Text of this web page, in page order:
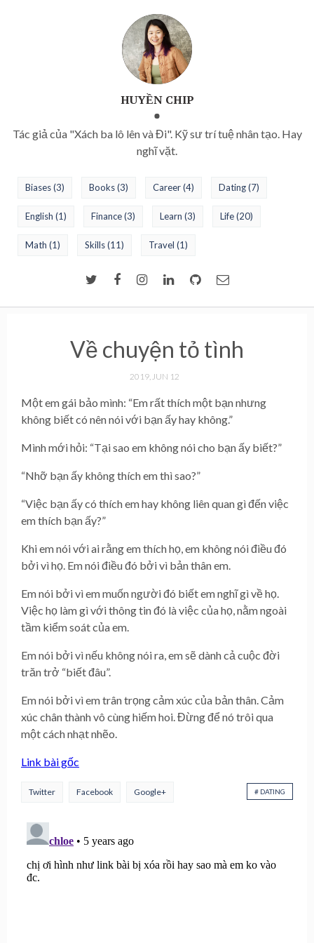
HUYỀN CHIP
Tác giả của "Xách ba lô lên và Đi". Kỹ sư trí tuệ nhân tạo. Hay
nghĩ vặt.
Biases(3) Books(3) Career(4) Dating(7)
English (1) Finance(3) Learn (3) Life(20)
Math (1) Skills(11) Travel (1)
Về chuyện tỏ tình
2019, JUN 12
Một em gái bảo mình: “Em rất thích một bạn nhưng
không biết có nên nói với bạn ấy hay không.”
Mình mới hỏi: “Tại sao em không nói cho bạn ấy biết?”
“Nhỡ bạn ấy không thích em thì sao?”
“Việc bạn ấy có thích em hay không liên quan gì đến việc
em thích bạn ấy?”
Khi em nói với ai rằng em thích họ, em không nói điều đó
bởi vì họ. Em nói điều đó bởi vì bản thân em.
Em nói bởi vì em muốn người đó biết em nghĩ gì về họ.
Việc họ làm gì với thông tin đó là việc của họ, nằm ngoài
tầm kiểm soát của em.
Em nói bởi vì nếu không nói ra, em sẽ dành cả cuộc đời
trăn trở “biết đâu”.
Em nói bởi vì em trân trọng cảm xúc của bản thân. Cảm
xúc chân thành vô cùng hiếm hoi. Đừng để nó trôi qua
một cách nhạt nhẽo.
Link bài gốc
Twitter Facebook Google+ # DATING